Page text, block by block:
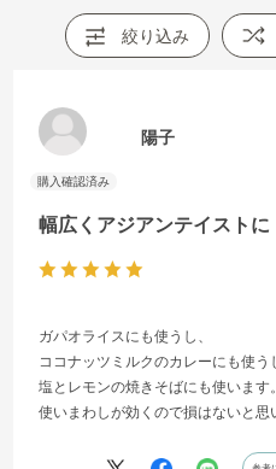
絞り込み
幅広くアジアンテイストに
陽子
ガパオライスにも使うし、
ココナッツミルクのカレーにも使う
塩とレモンの焼きそばにも使います。
使いまわしが効くので損はないと思